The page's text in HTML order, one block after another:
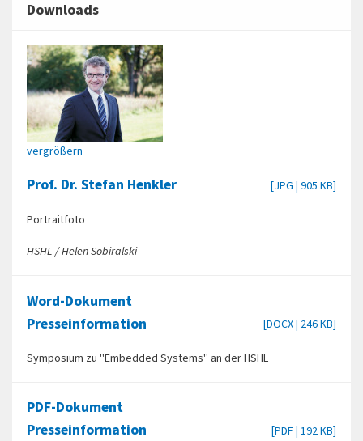
Downloads
vergrößern
Prof. Dr. Stefan Henkler [JPG | 905 KB]
Portraitfoto
HSHL / Helen Sobiralski
Word-Dokument
Presseinformation
[DOCX | 246 KB]
Symposium zu "Embedded Systems" an der HSHL
PDF-Dokument
Presseinformation
[PDF | 192 KB]